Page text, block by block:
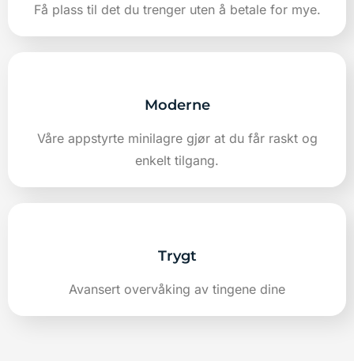
Få plass til det du trenger uten å betale for mye.
Moderne
Våre appstyrte minilagre gjør at du får raskt og
enkelt tilgang.
Trygt
Avansert overvåking av tingene dine